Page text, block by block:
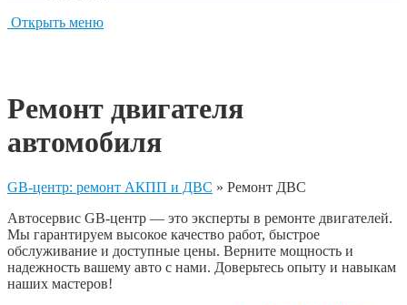
Открыть меню
Ремонт двигателя
автомобиля
GB-центр: ремонт АКПП и ДВС » Ремонт ДВС
Автосервис GB-центр — это эксперты в ремонте двигателей.
Мы гарантируем высокое качество работ, быстрое
обслуживание и доступные цены. Верните мощность и
надежность вашему авто с нами. Доверьтесь опыту и навыкам
наших мастеров!